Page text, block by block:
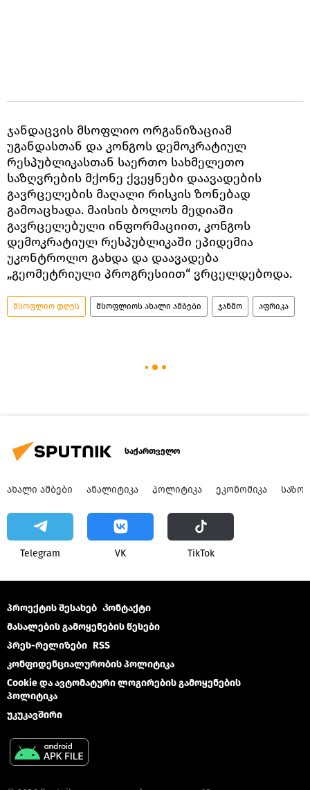
ჯანდაცვის მსოფლიო ორგანიზაციამ
უგანდასთან და კონგოს დემოკრატიულ
რესპუბლიკასთან საერთო სახმელეთო
საზღვრების მქონე ქვეყნები დაავადების
გავრცელების მაღალი რისკის ზონებად
გამოაცხადა. მაისის ბოლოს მედიაში
გავრცელებული ინფორმაციით, კონგოს
დემოკრატიულ რესპუბლიკაში ეპიდემია
უკონტროლო გახდა და დაავადება
„გეომეტრიული პროგრესიით“ ვრცელდებოდა.
მსოფლიო დღეს მსოფლიოს ახალი ამბები ჯანმო აფრიკა
საქართველო
ᲐᲮᲐᲚᲘ ᲐᲛᲑᲔᲑᲘ ᲐᲜᲐᲚᲘᲢᲘᲙᲐ ᲞᲝᲚᲘᲢᲘᲙᲐ ᲔᲙᲝᲜᲝᲛᲘᲙᲐ
Telegram VK ТikТоk
პროექტის შესახებ Კონტაქტი
მასალების გამოყენების წესები
პრეს-რელიზები RSS
კონფიდენციალურობის პოლიტიკა
Cookie და ავტომატური ლოგირების გამოყენების
პოლიტიკა
უკუკავშირი